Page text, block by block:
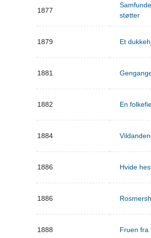
1877
støtter
1879 Et
1881
1882 En
1884 Vildanden
1886 Hvide
1886
1888 Fruen fra